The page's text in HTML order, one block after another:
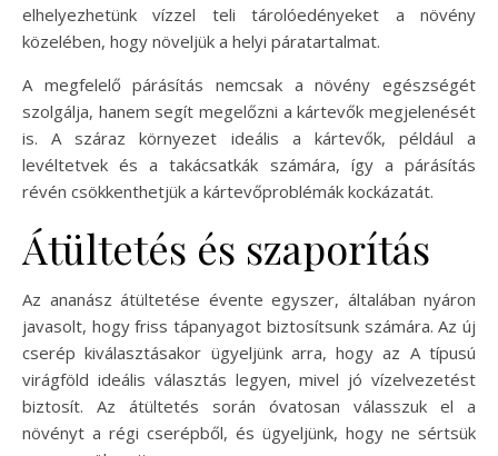
elhelyezhetünk vízzel teli tárolóedényeket a növény
közelében, hogy növeljük a helyi páratartalmat.
A megfelelő párásítás nemcsak a növény egészségét
szolgálja, hanem segít megelőzni a kártevők megjelenését
is. A száraz környezet ideális a kártevők, például a
levéltetvek és a takácsatkák számára, így a párásítás
révén csökkenthetjük a kártevőproblémák kockázatát.
Átültetés és szaporítás
Az ananász átültetése évente egyszer, általában nyáron
javasolt, hogy friss tápanyagot biztosítsunk számára. Az új
cserép kiválasztásakor ügyeljünk arra, hogy az A típusú
virágföld ideális választás legyen, mivel jó vízelvezetést
biztosít. Az átültetés során óvatosan válasszuk el a
növényt a régi cserépből, és ügyeljünk, hogy ne sértsük